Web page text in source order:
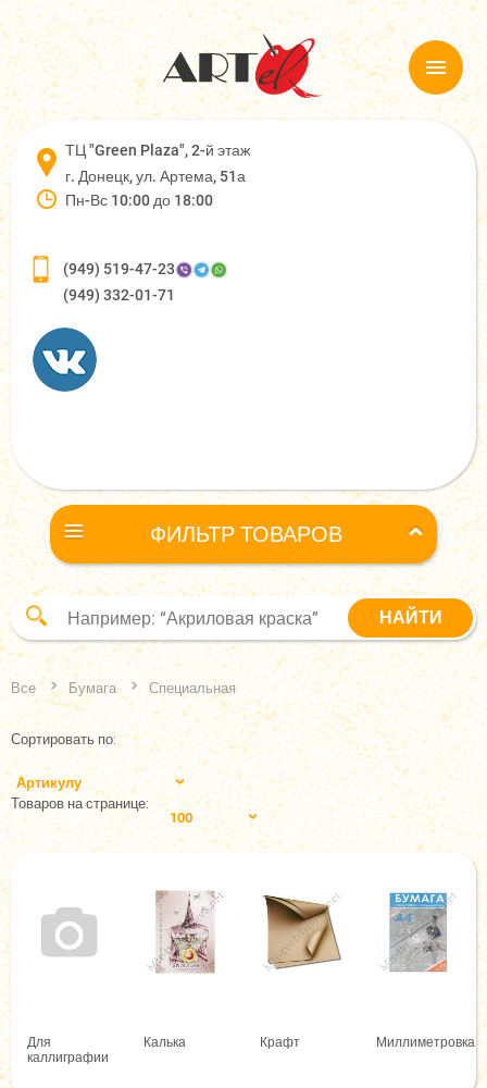
ТЦ "Green Plaza", 2-й этаж
г. Донецк, ул. Артема, 51а
Пн-Вс 10:00 до 18:00
(949) 519-47-23
(949) 332-01-71
ФИЛЬТР ТОВАРОВ
Все Бумага Специальная
Сортировать по:
Артикулу
Товаров на странице:
100
Для
каллиграфии
Калька Крафт Миллиметровка